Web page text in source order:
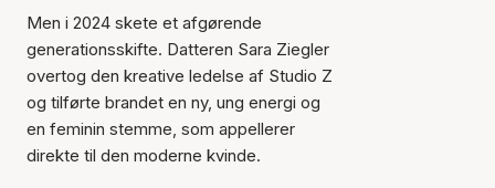
Men i 2024 skete et afgørende
generationsskifte. Datteren Sara Ziegler
overtog den kreative ledelse af Studio Z
og tilførte brandet en ny, ung energi og
en feminin stemme, som appellerer
direkte til den moderne kvinde.